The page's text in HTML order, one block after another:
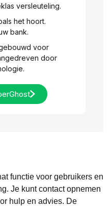
versleuteling.
het hoort.
bank.
voor
door
functie voor gebruikers en
Je kunt contact opnemen
hulp en advies. De